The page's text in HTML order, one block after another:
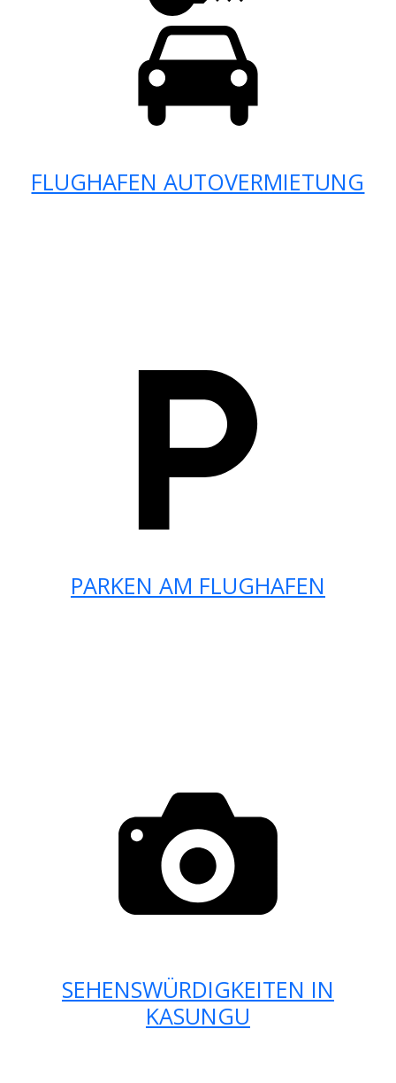
FLUGHAFEN AUTOVERMIETUNG
PARKEN AM FLUGHAFEN
SEHENSWÜRDIGKEITEN IN
KASUNGU